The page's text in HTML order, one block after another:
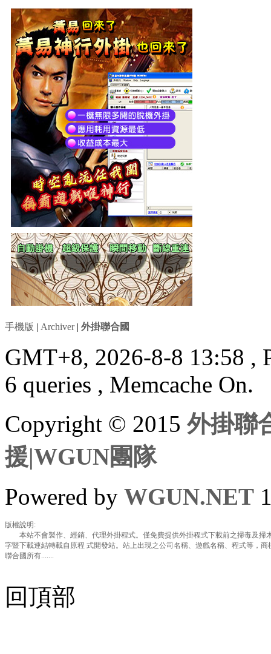
手機版 | Archiver| 外掛聯合國
GMT+8, 2026-8-8 13:58 ,
6 queries , Memcache On.
Copyright © 2015外掛聯
援|WGUN團隊
Powered by WGUN.NET
版權說明:
本站不會製作、經銷、代理外掛程式。僅免費提供外掛程式下載前之掃毒及掃
字暨下載連結轉載自原程 式開發站。站上出現之公司名稱、遊戲名稱、程式等，
聯合國所有.......
回頂部